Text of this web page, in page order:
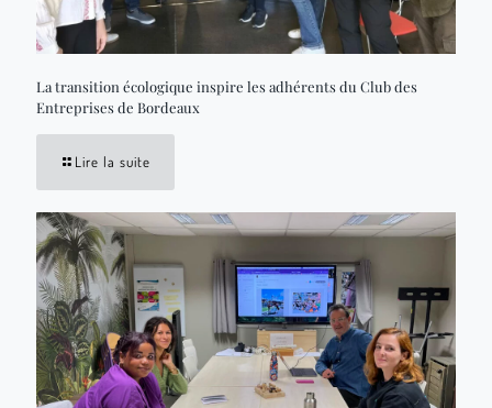
La transition écologique inspire les adhérents du Club des
Entreprises de Bordeaux
Lire la suite